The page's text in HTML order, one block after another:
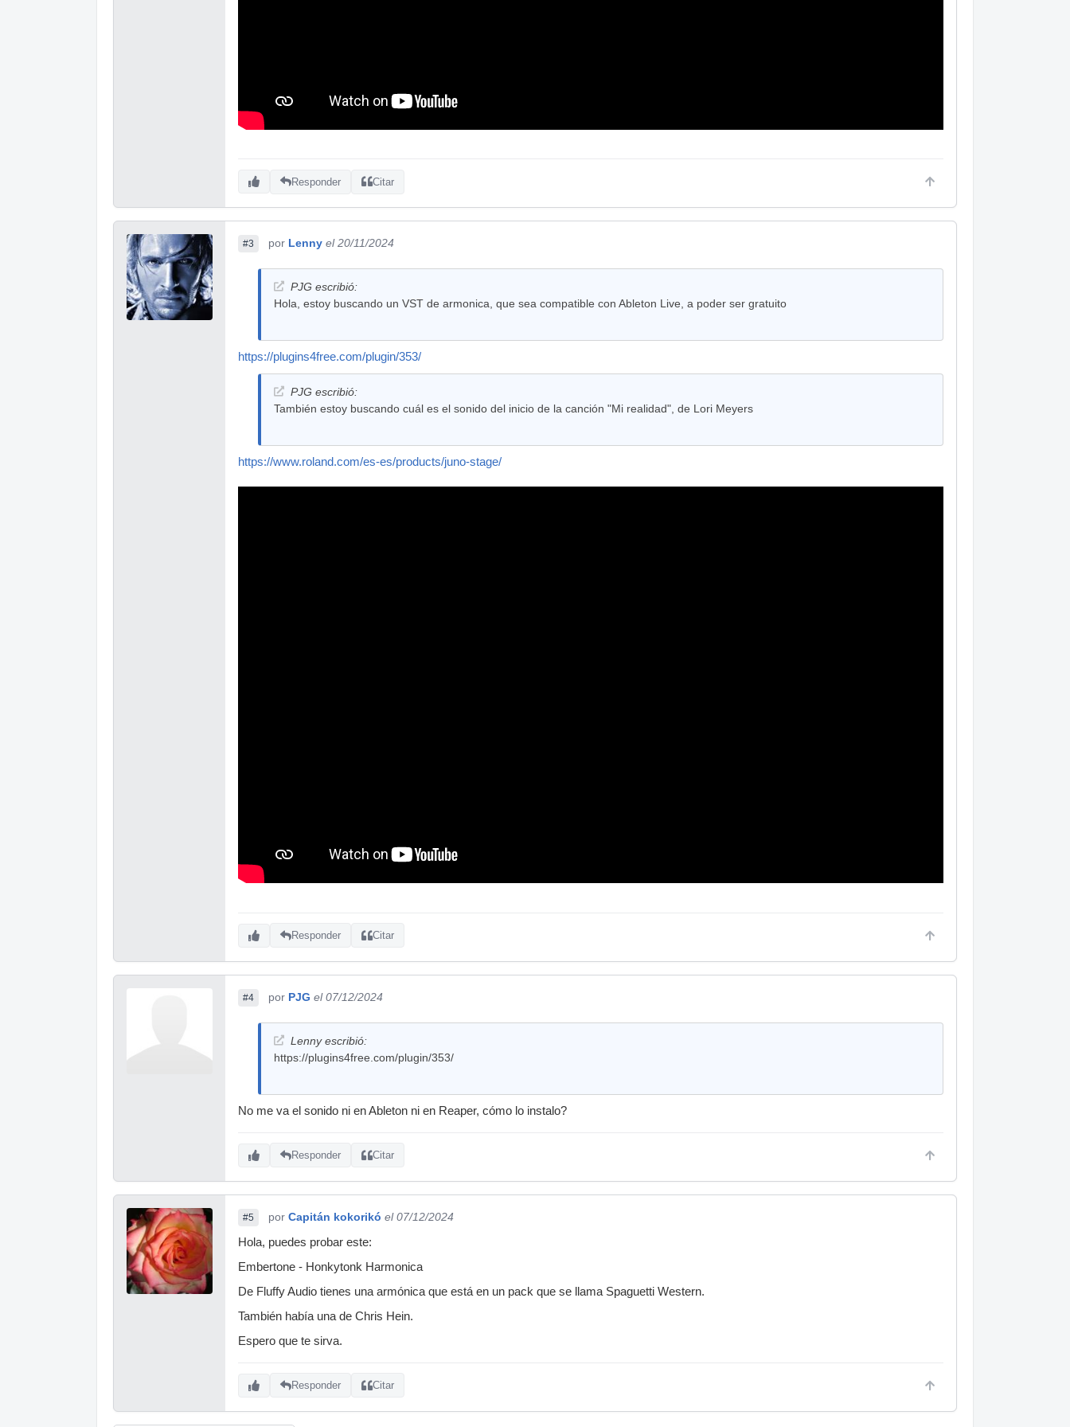
Responder Citar
#3 por Lenny el 20/11/2024
PJG escribió:
Hola, estoy buscando un VST de armonica, que sea compatible con Ableton Live, a poder ser gratuito
https://plugins4free.com/plugin/353/
PJG escribió:
También estoy buscando cuál es el sonido del inicio de la canción "Mi realidad", de Lori Meyers
https://www.roland.com/es-es/products/juno-stage/
Responder Citar
#4 por PJG el 07/12/2024
Lenny escribió:
https://plugins4free.com/plugin/353/
No me va el sonido ni en Ableton ni en Reaper, cómo lo instalo?
Responder Citar
#5 por Capitán kokorikó el 07/12/2024
Hola, puedes probar este:
Embertone - Honkytonk Harmonica
De Fluffy Audio tienes una armónica que está en un pack que se llama Spaguetti Western.
También había una de Chris Hein.
Espero que te sirva.
Responder Citar